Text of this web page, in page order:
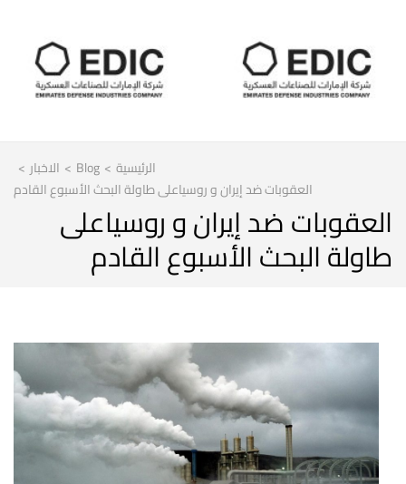
الرئيسية >
Blog
> الاخبار >
العقوبات ضد إيران و روسياعلى طاولة البحث الأسبوع القادم
العقوبات ضد إيران و روسياعلى
طاولة البحث الأسبوع القادم